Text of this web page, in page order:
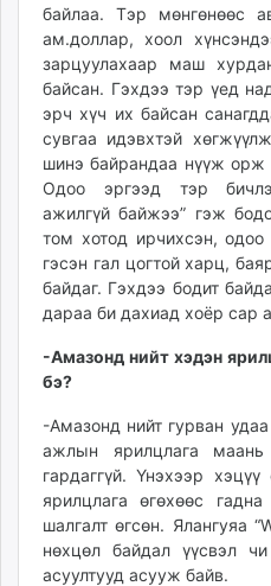
байлаа. Тэр мөнгөнөөс
ам.доллар, хоол
зарцуулахаар маш
байсан. Гэхдээ тэр үед
эрч хүч их байсан
сувгаа идэвхтэй
шинэ байрандаа нүүж орж
Одоо эргээд тэр
ажилгүй байжээ” гэж
том хотод ирчихсэн, одоо
гэсэн гал цогтой харц,
байдаг. Гэхдээ бодит
дараа би дахиад хоёр сар
-Амазонд нийт хэдэн
бэ?
-Амазонд нийт гурван
ажлын ярилцлага маань
гардаггүй. Үнэхээр
ярилцлага өгөхөөс
шалгалт өгсөн. Ялангуяа
нөхцөл байдал үүсвэл
асуултууд асууж байв.